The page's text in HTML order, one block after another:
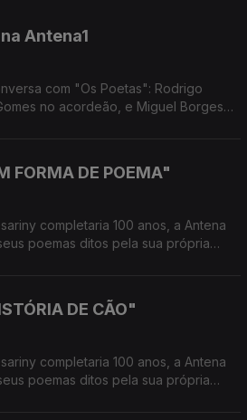
Antena1
com "Os Poetas": Rodrigo
no acordeão, e Miguel Borges
FORMA DE POEMA"
completaria 100 anos, a Antena
poemas ditos pela sua própria
DE CÃO"
completaria 100 anos, a Antena
poemas ditos pela sua própria